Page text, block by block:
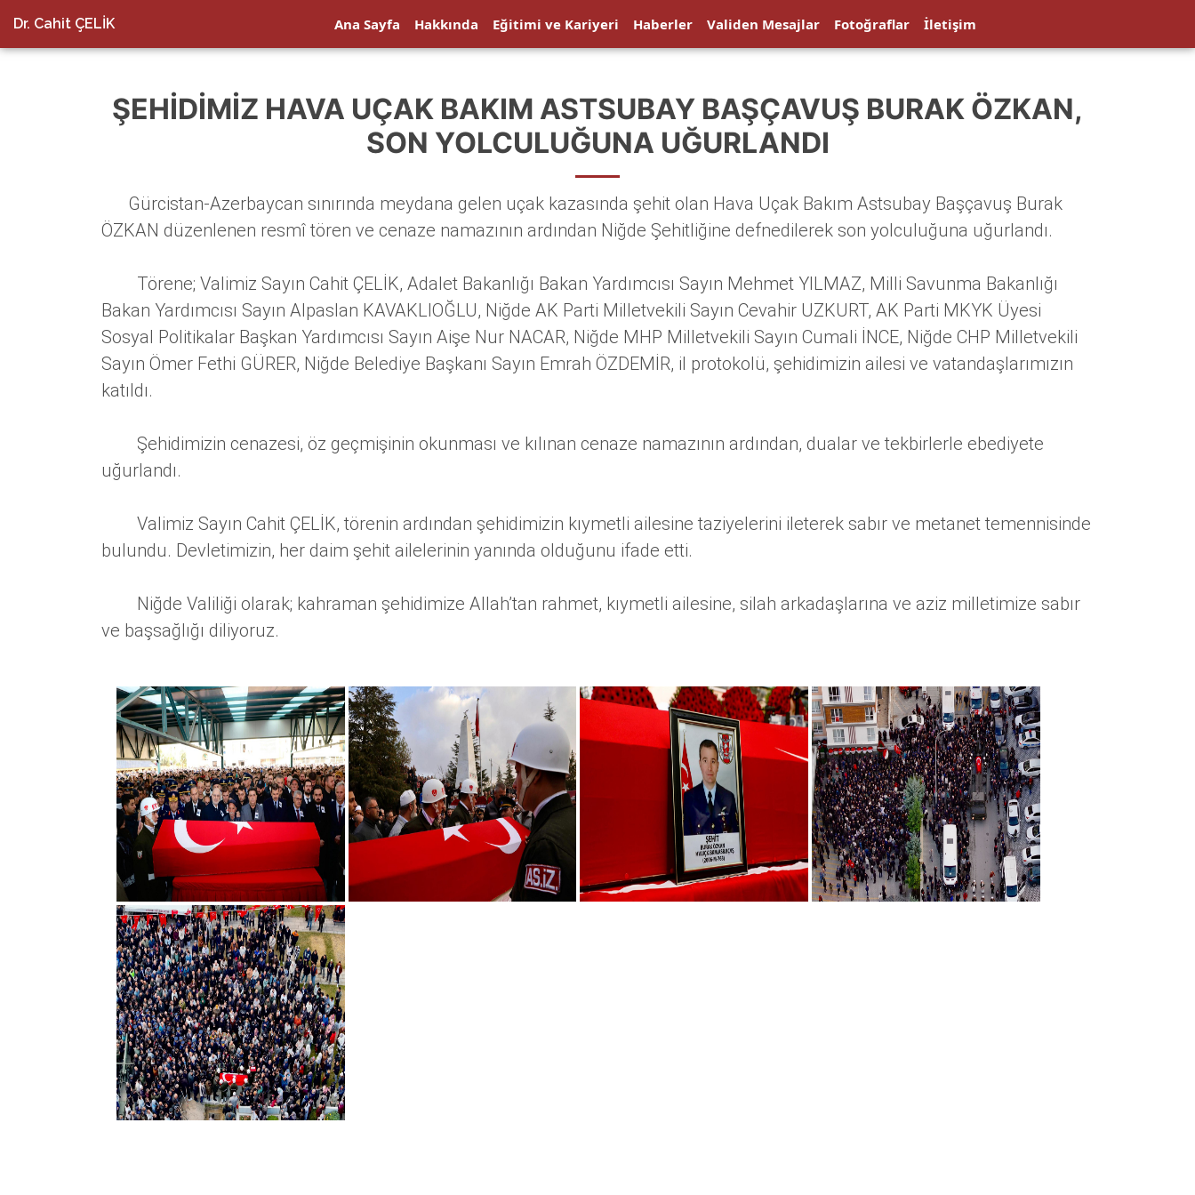
Dr. Cahit ÇELİK Ana Sayfa Hakkında Eğitimi ve Kariyeri Haberler Validen Mesajlar Fotoğraflar İletişim
ŞEHIDIMIZ HAVA UÇAK BAKIM ASTSUBAY BAŞÇAVUŞ BURAK ÖZKAN,
SON YOLCULUĞUNA UĞURLANDI
Gürcistan-Azerbaycan sınırında meydana gelen uçak kazasında şehit olan Hava Uçak Bakım Astsubay Başçavuş Burak
ÖZKAN düzenlenen resmî tören ve cenaze namazının ardından Niğde Şehitliğine defnedilerek son yolculuğuna uğurlandı.
Törene; Valimiz Sayın Cahit ÇELİK, Adalet Bakanlığı Bakan Yardımcısı Sayın Mehmet YILMAZ, Milli Savunma Bakanlığı
Bakan Yardımcısı Sayın Alpaslan KAVAKLIOĞLU, Niğde AK Parti Milletvekili Sayın Cevahir UZKURT, AK Parti MKYK Üyesi
Sosyal Politikalar Başkan Yardımcısı Sayın Aişe Nur NACAR, Niğde MHP Milletvekili Sayın Cumali İNCE, Niğde CHP Milletvekili
Sayın Ömer Fethi GÜRER, Niğde Belediye Başkanı Sayın Emrah ÖZDEMİR, il protokolü, şehidimizin ailesi ve vatandaşlarımızın
katıldı.
Şehidimizin cenazesi, öz geçmişinin okunması ve kılınan cenaze namazının ardından, dualar ve tekbirlerle ebediyete
uğurlandı.
Valimiz Sayın Cahit ÇELİK, törenin ardından şehidimizin kıymetli ailesine taziyelerini ileterek sabır ve metanet temennisinde
bulundu. Devletimizin, her daim şehit ailelerinin yanında olduğunu ifade etti.
Niğde Valiliği olarak; kahraman şehidimize Allah’tan rahmet, kıymetli ailesine, silah arkadaşlarına ve aziz milletimize sabır
ve başsağlığı diliyoruz.